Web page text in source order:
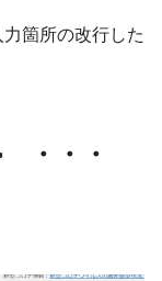
箇所の改行した
・・・